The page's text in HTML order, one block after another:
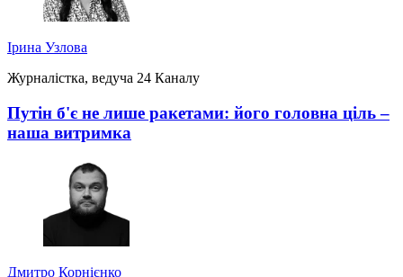
Ірина Узлова
Журналістка, ведуча 24 Каналу
Путін б'є не лише ракетами: його головна ціль –
наша витримка
Дмитро Корнієнко